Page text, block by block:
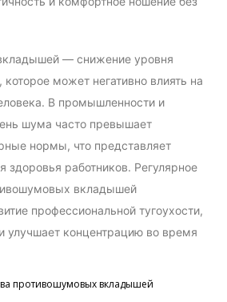
— снижение уровня
которое может негативно влиять на
В промышленности и
шума часто превышает
нормы, что представляет
здоровья работников. Регулярное
вкладышей
профессиональной тугоухости,
улучшает концентрацию во время
противошумовых вкладышей